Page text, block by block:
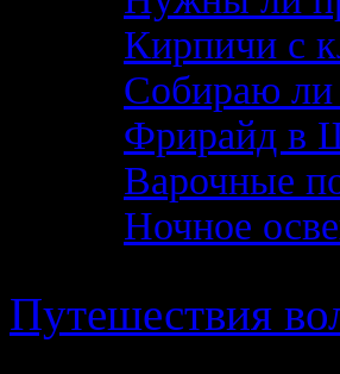
Кирпичи с
Собираю ли
Фрирайд в
Варочные
Ночное
Путешествия